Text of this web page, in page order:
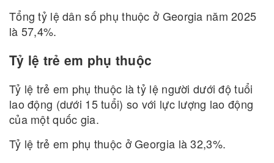
Tổng tỷ lệ dân số phụ thuộc ở Georgia năm 2025
là 57,4%.
Tỷ lệ trẻ em phụ thuộc
Tỷ lệ trẻ em phụ thuộc là tỷ lệ người dưới độ tuổi
lao động (dưới 15 tuổi) so với lực lượng lao động
của một quốc gia.
Tỷ lệ trẻ em phụ thuộc ở Georgia là 32,3%.